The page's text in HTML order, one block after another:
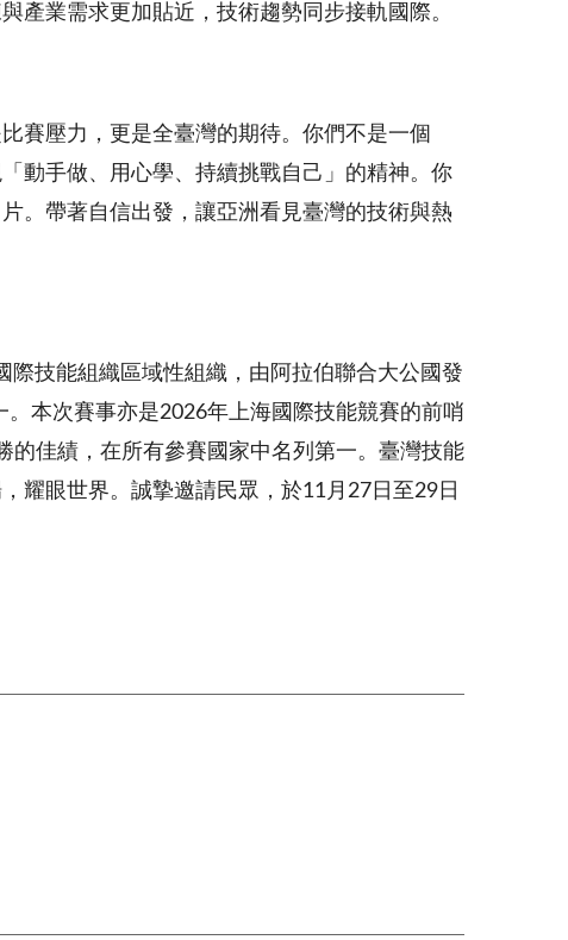
產業需求更加貼近，技術趨勢同步接軌國際。
賽壓力，更是全臺灣的期待。你們不是一個
動手做、用心學、持續挑戰自己」的精神。你
。帶著自信出發，讓亞洲看見臺灣的技術與熱
際技能組織區域性組織，由阿拉伯聯合大公國發
本次賽事亦是2026年上海國際技能競賽的前哨
的佳績，在所有參賽國家中名列第一。臺灣技能
耀眼世界。誠摯邀請民眾，於11月27日至29日